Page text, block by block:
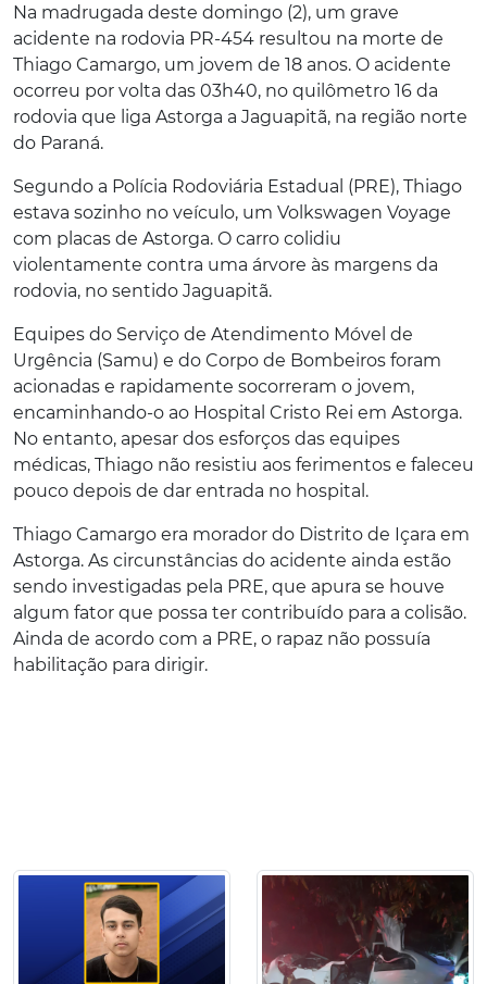
Na madrugada deste domingo (2), um grave
acidente na rodovia PR-454 resultou na morte de
Thiago Camargo, um jovem de 18 anos. O acidente
ocorreu por volta das 03h40, no quilômetro 16 da
rodovia que liga Astorga a Jaguapitã, na região norte
do Paraná.
Segundo a Polícia Rodoviária Estadual (PRE), Thiago
estava sozinho no veículo, um Volkswagen Voyage
com placas de Astorga. O carro colidiu
violentamente contra uma árvore às margens da
rodovia, no sentido Jaguapitã.
Equipes do Serviço de Atendimento Móvel de
Urgência (Samu) e do Corpo de Bombeiros foram
acionadas e rapidamente socorreram o jovem,
encaminhando-o ao Hospital Cristo Rei em Astorga.
No entanto, apesar dos esforços das equipes
médicas, Thiago não resistiu aos ferimentos e faleceu
pouco depois de dar entrada no hospital.
Thiago Camargo era morador do Distrito de Içara em
Astorga. As circunstâncias do acidente ainda estão
sendo investigadas pela PRE, que apura se houve
algum fator que possa ter contribuído para a colisão.
Ainda de acordo com a PRE, o rapaz não possuía
habilitação para dirigir.